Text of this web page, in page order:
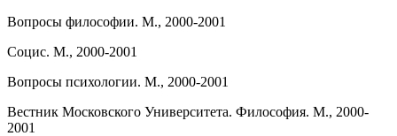
Вопросы философии. М., 2000-2001
Социс. М., 2000-2001
Вопросы психологии. М., 2000-2001
Вестник Московского Университета. Философия. М., 2000-
2001